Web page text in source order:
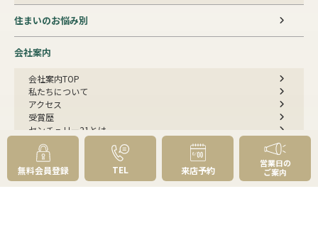
住まいのお悩み別
会社案内
会社案内TOP
私たちについて
アクセス
受賞歴
センチュリー21とは
スタッフ紹介
お客様の声
成約事例
スタッフブログ
無料会員登録 TEL 来店予約
営業日の
ご案内